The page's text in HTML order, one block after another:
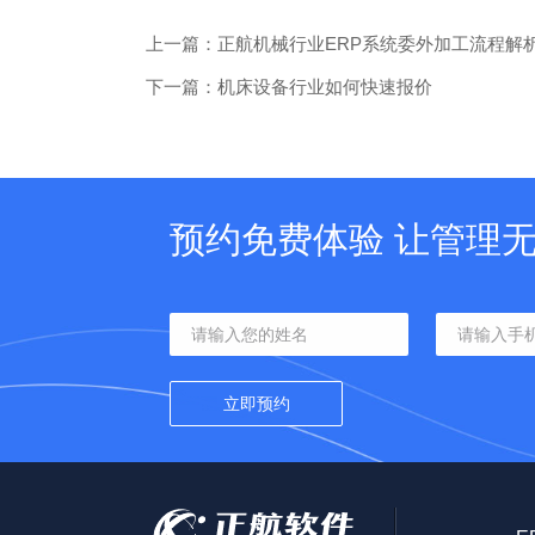
上一篇：正航机械行业ERP系统委外加工流程解
下一篇：​机床设备行业如何快速报价
预约免费体验 让管理